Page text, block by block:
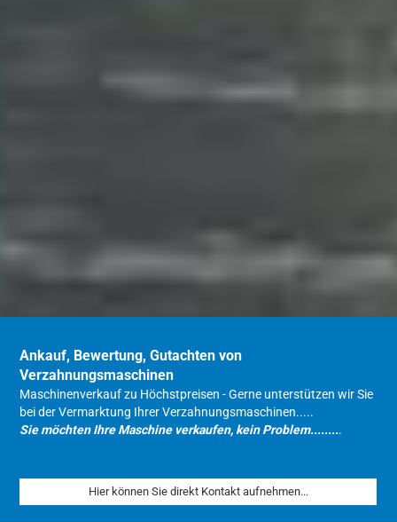
Ankauf, Bewertung, Gutachten von
Verzahnungsmaschinen
Maschinenverkauf zu Höchstpreisen - Gerne unterstützen wir Sie
bei der Vermarktung Ihrer Verzahnungsmaschinen.....
Sie möchten Ihre Maschine verkaufen, kein Problem.........
Hier können Sie direkt Kontakt aufnehmen...